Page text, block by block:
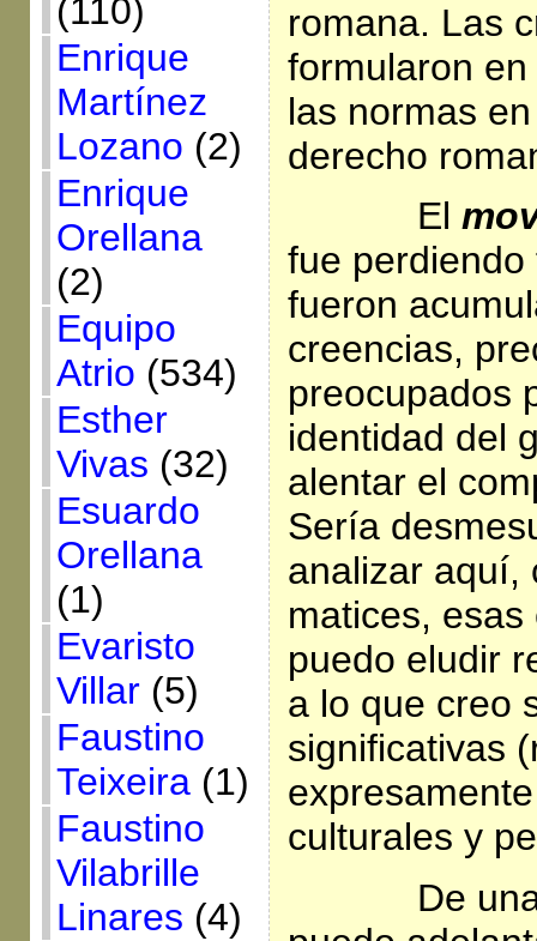
(110)
Enrique
Martínez
Lozano (2)
Enrique
Orellana
(2)
Equipo
Atrio (534)
Esther
Vivas (32)
Esuardo
Orellana
(1)
Evaristo
Villar(5)
Faustino
Teixeira(1)
Faustino
Vilabrille
Linares (4)
romana. Las
formularon
las normas
derecho
El
fue
fueron
creencias,
preocupados
identidad del
alentar el
Sería
analizar aquí,
matices,
puedo eludir
a lo que creo
significativas
culturales y
De